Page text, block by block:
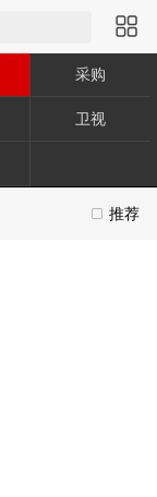
采购
卫视
推荐